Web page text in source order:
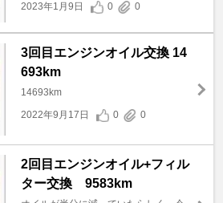
2023年1月9日
0 0
3回目エンジンオイル交換 14
693km
14693km
2022年9月17日
0 0
2回目エンジンオイル+フィル
ター交換 9583km